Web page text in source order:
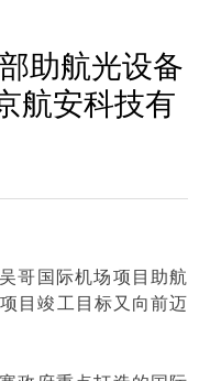
助航光设备
航安科技有
哥国际机场项目助航
目竣工目标又向前迈